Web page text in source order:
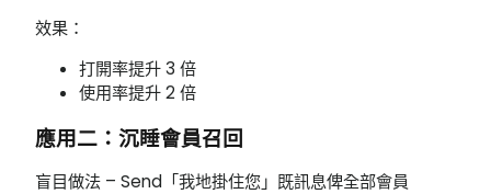
效果：
打開率提升 3 倍
使用率提升 2 倍
應用二：沉睡會員召回
盲目做法 – Send「我地掛住您」既訊息俾全部會員